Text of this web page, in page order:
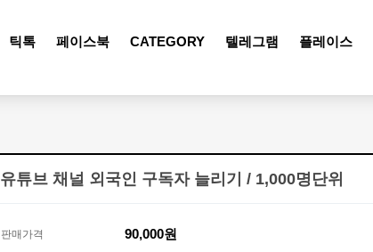
틱톡 페이스북 CATEGORY 텔레그램 플레이스
유튜브 채널 외국인 구독자 늘리기 / 1,000명단위
판매가격 90,000원